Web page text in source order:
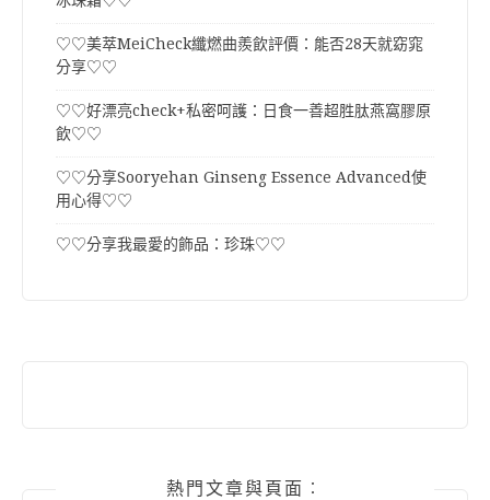
♡♡美萃MeiCheck纖燃曲羨飲評價：能否28天就窈窕
分享♡♡
♡♡好漂亮check+私密呵護：日食一善超胜肽燕窩膠原
飲♡♡
♡♡分享Sooryehan Ginseng Essence Advanced使
用心得♡♡
♡♡分享我最愛的飾品：珍珠♡♡
熱門文章與頁面︰